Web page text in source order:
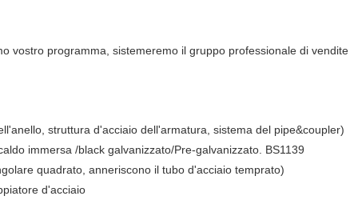
vostro programma, sistemeremo il gruppo professionale di
struttura d'acciaio dell'armatura, sistema del pipe&coupler)
immersa /black galvanizzato/Pre-galvanizzato. BS1139
quadrato, anneriscono il tubo d'acciaio temprato)
d'acciaio